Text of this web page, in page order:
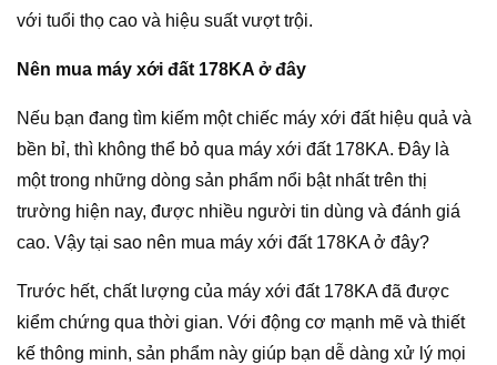
với tuổi thọ cao và hiệu suất vượt trội.
Nên mua máy xới đất 178KA ở đây
Nếu bạn đang tìm kiếm một chiếc máy xới đất hiệu quả và
bền bỉ, thì không thể bỏ qua máy xới đất 178KA. Đây là
một trong những dòng sản phẩm nổi bật nhất trên thị
trường hiện nay, được nhiều người tin dùng và đánh giá
cao. Vậy tại sao nên mua máy xới đất 178KA ở đây?
Trước hết, chất lượng của máy xới đất 178KA đã được
kiểm chứng qua thời gian. Với động cơ mạnh mẽ và thiết
kế thông minh, sản phẩm này giúp bạn dễ dàng xử lý mọi